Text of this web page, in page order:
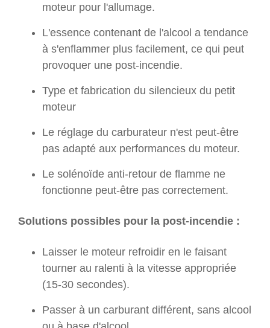
moteur pour l'allumage.
L'essence contenant de l'alcool a tendance
à s'enflammer plus facilement, ce qui peut
provoquer une post-incendie.
Type et fabrication du silencieux du petit
moteur
Le réglage du carburateur n'est peut-être
pas adapté aux performances du moteur.
Le solénoïde anti-retour de flamme ne
fonctionne peut-être pas correctement.
Solutions possibles pour la post-incendie :
Laisser le moteur refroidir en le faisant
tourner au ralenti à la vitesse appropriée
(15-30 secondes).
Passer à un carburant différent, sans alcool